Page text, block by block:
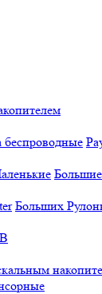
беспроводные
Большие
Больших